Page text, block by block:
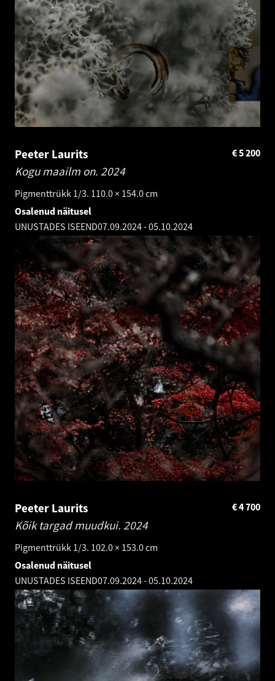
Peeter Laurits
Kogu maailm on. 2024
Pigmenttrükk 1/3. 110.0 × 154.0 cm
5 200
€
Osalenud näitusel
UNUSTADES ISEEND07.09.2024-05.10.2024
Peeter Laurits
Kõik targad muudkui. 2024
Pigmenttrükk 1/3. 102.0 × 153.0 cm
4 700
€
Osalenud näitusel
UNUSTADES ISEEND07.09.2024-05.10.2024